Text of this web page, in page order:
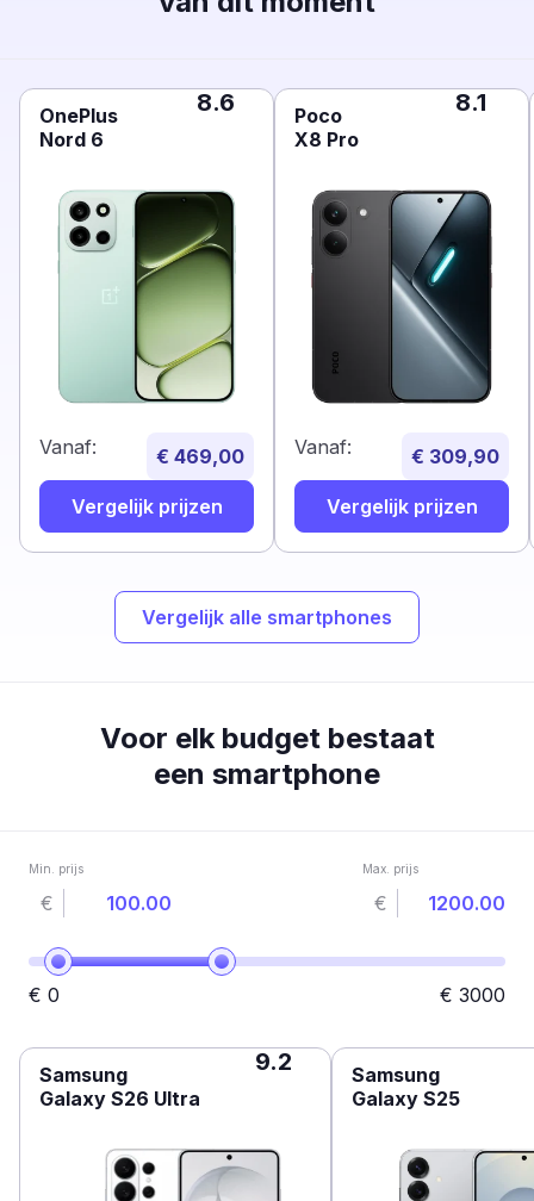
OnePlus
Nord 6
8.6
Vanaf: € 469,00
Vergelijk prijzen
Poco
X8 Pro
8.1
Vanaf: € 309,90
Vergelijk prijzen
Vergelijk alle smartphones
Voor elk budget bestaat
een smartphone
Min. prijs
€
Max. prijs
€
€ 0 € 3000
Samsung
Galaxy S26 Ultra
9.2
Samsung
Galaxy S25